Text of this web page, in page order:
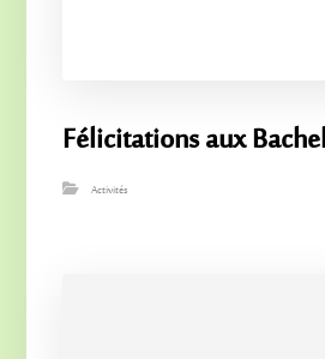
Félicitations aux
Activités